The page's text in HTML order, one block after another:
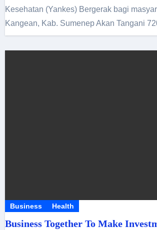
Kesehatan (Yankes) Bergerak bagi
Kangean, Kab. Sumenep Akan Tangani
Business Health
Business Together To Make